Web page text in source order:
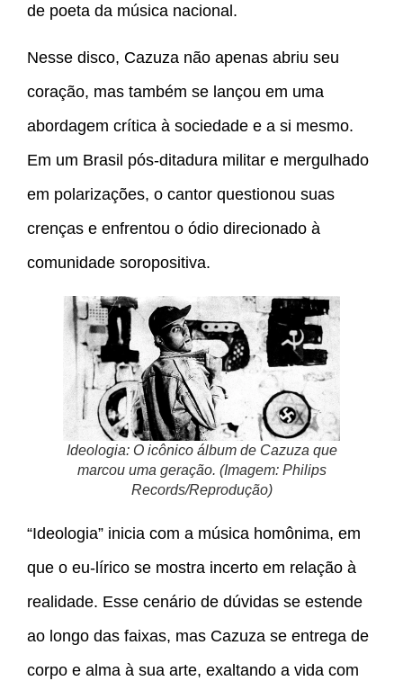
de poeta da música nacional.
Nesse disco, Cazuza não apenas abriu seu
coração, mas também se lançou em uma
abordagem crítica à sociedade e a si mesmo.
Em um Brasil pós-ditadura militar e mergulhado
em polarizações, o cantor questionou suas
crenças e enfrentou o ódio direcionado à
comunidade soropositiva.
Ideologia: O icônico álbum de Cazuza que
marcou uma geração. (Imagem: Philips
Records/Reprodução)
“Ideologia” inicia com a música homônima, em
que o eu-lírico se mostra incerto em relação à
realidade. Esse cenário de dúvidas se estende
ao longo das faixas, mas Cazuza se entrega de
corpo e alma à sua arte, exaltando a vida com